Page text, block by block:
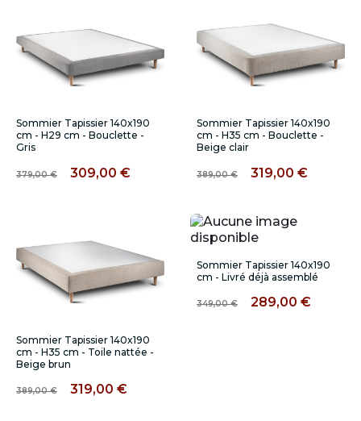
Sommier Tapissier 140x190
cm - H29 cm - Bouclette -
Gris
379,00 € 309,00 €
Sommier Tapissier 140x190
cm - H35 cm - Bouclette -
Beige clair
389,00 € 319,00 €
Sommier Tapissier 140x190
cm - H35 cm - Toile nattée -
Beige brun
389,00 € 319,00 €
Sommier Tapissier 140x190
cm - Livré déjà assemblé
349,00 € 289,00 €